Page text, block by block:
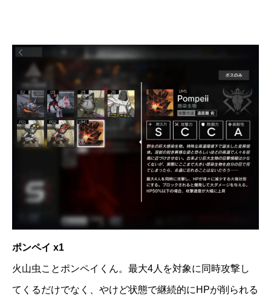
ポンペイ x1
火山虫ことポンペイくん。最大4人を対象に同時攻撃し
てくるだけでなく、やけど状態で継続的にHPが削られる